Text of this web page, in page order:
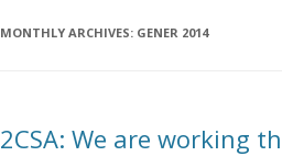
MONTHLY ARCHIVES: GENER 2014
2CSA: We are working